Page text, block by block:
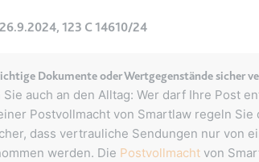
Typ:
HTTP-Cookie
__Secure-YEC
123 C 14610/24
Dokumente oder Wertgegenstände sicher
Sie auch an den Alltag: Wer darf Ihre Post
Postvollmacht von Smartlaw regeln
dass vertrauliche Sendungen nur von
werden. Die Postvollmacht von